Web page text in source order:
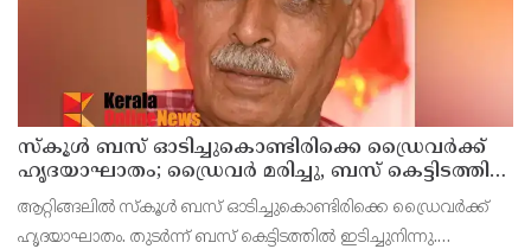
സ്കൂൾ ബസ് ഓടിച്ചുകൊണ്ടിരിക്കെ ഡ്രൈവർക്ക്
ഹൃദയാഘാതം; ഡ്രൈവർ മരിച്ചു, ബസ് കെട്ടിടത്തിൽ
ഇടിച്ചുനിന്നു; രണ്ട് കുട്ടികൾക്ക് പരിക്ക്
ആറ്റിങ്ങലിൽ സ്കൂൾ ബസ് ഓടിച്ചുകൊണ്ടിരിക്കെ ഡ്രൈവർക്ക്
ഹൃദയാഘാതം. തുടർന്ന് ബസ് കെട്ടിടത്തിൽ ഇടിച്ചുനിന്നു.